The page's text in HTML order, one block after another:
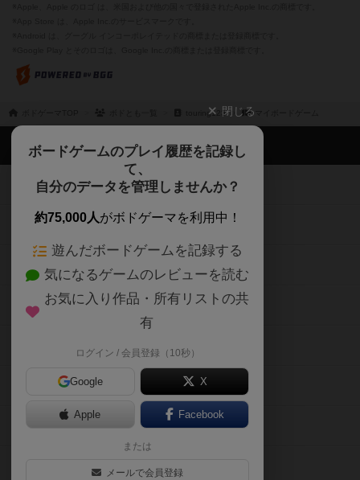
touring123 マイボードゲーム
閉じる
ボードゲームのプレイ履歴を記録し
て、
自分のデータを管理しませんか？
約75,000人がボドゲーマを利用中！
遊んだボードゲームを記録する
気になるゲームのレビューを読む
お気に入り作品・所有リストの共
有
ログイン / 会員登録（10秒）
Google X
Apple Facebook
または
メールで会員登録
ボドゲーマTOP
ボードゲームを検索する
ボードゲームの新着レビュー
ボードゲーム会情報
メカニクス特集
掲示板・トピックス
ボドとも・会員一覧
ボードゲーム業界コラム
ボドゲーマご利用案内